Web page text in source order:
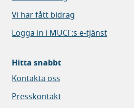
Vi har fått bidrag
Logga in i MUCF:s e-tjänst
Hitta snabbt
Kontakta oss
Presskontakt